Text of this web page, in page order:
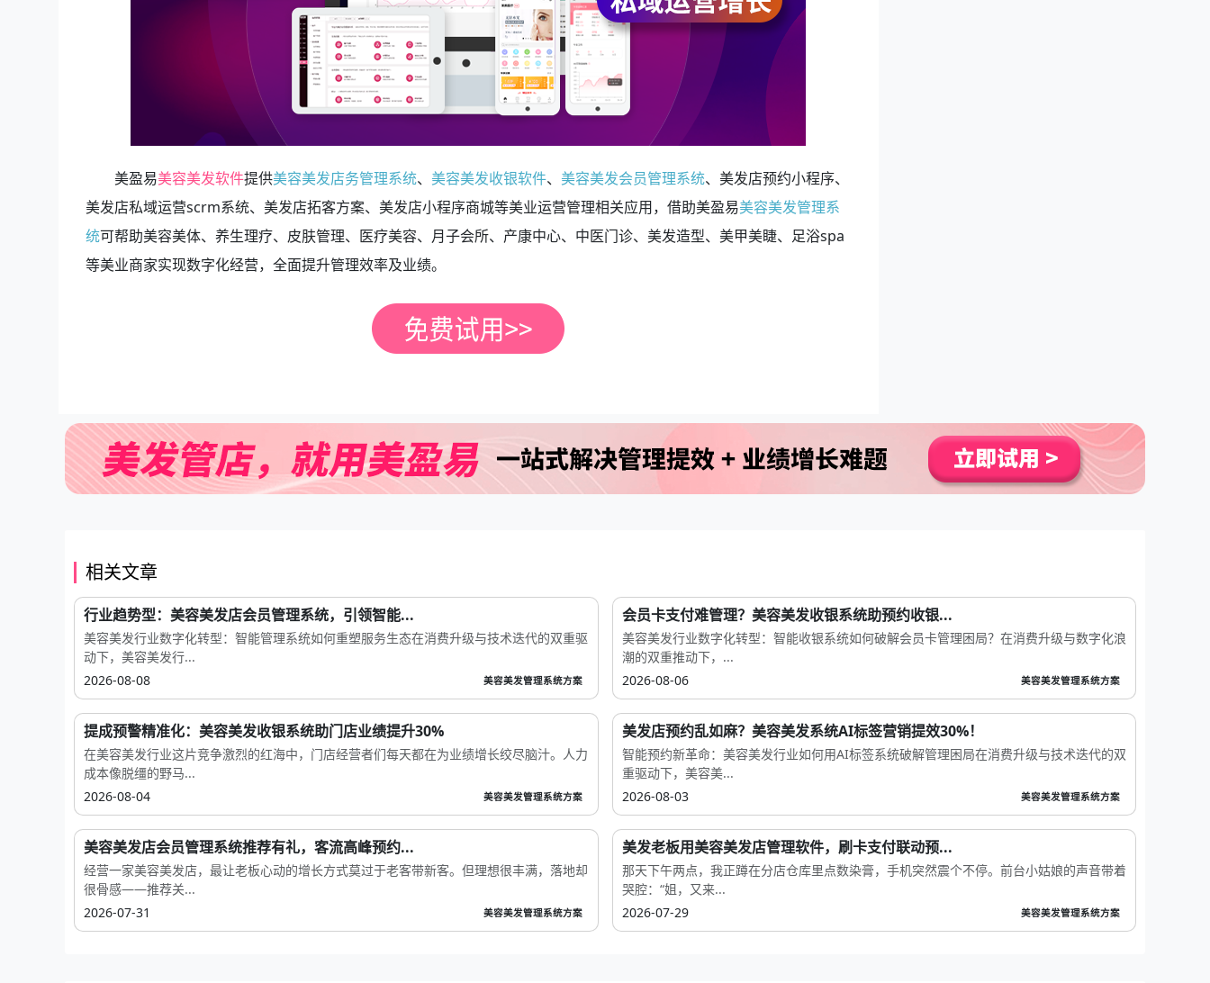
美盈易美容美发软件提供美容美发店务管理系统、 美容美发收银软件、 美容美发会员管理系统、美发店预约小程序、
美发店私域运营scrm系统、美发店拓客方案、美发店小程序商城等美业运营管理相关应用，借助美盈易美容美发管理系
统可帮助美容美体、养生理疗、皮肤管理、医疗美容、月子会所、产康中心、中医门诊、美发造型、美甲美睫、足浴spa
等美业商家实现数字化经营，全面提升管理效率及业绩。
相关文章
行业趋势型：美容美发店会员管理系统，引领智能...
美容美发行业数字化转型：智能管理系统如何重塑服务生态在消费升级与技术迭代的双重驱
动下，美容美发行...
2026-08-08
美容美发管理系统方案
会员卡支付难管理？美容美发收银系统助预约收银...
美容美发行业数字化转型：智能收银系统如何破解会员卡管理困局？在消费升级与数字化浪
潮的双重推动下，...
2026-08-06
美容美发管理系统方案
提成预警精准化：美容美发收银系统助门店业绩提升30%
在美容美发行业这片竞争激烈的红海中，门店经营者们每天都在为业绩增长绞尽脑汁。人力
成本像脱缰的野马...
2026-08-04
美容美发管理系统方案
美发店预约乱如麻？美容美发系统AI标签营销提效30%！
智能预约新革命：美容美发行业如何用AI标签系统破解管理困局在消费升级与技术迭代的双
重驱动下，美容美...
2026-08-03
美容美发管理系统方案
美容美发店会员管理系统推荐有礼，客流高峰预约...
经营一家美容美发店，最让老板心动的增长方式莫过于老客带新客。但理想很丰满，落地却
很骨感——推荐关...
2026-07-31
美容美发管理系统方案
美发老板用美容美发店管理软件，刷卡支付联动预...
那天下午两点，我正蹲在分店仓库里点数染膏，手机突然震个不停。前台小姑娘的声音带着
哭腔：“姐，又来...
2026-07-29
美容美发管理系统方案